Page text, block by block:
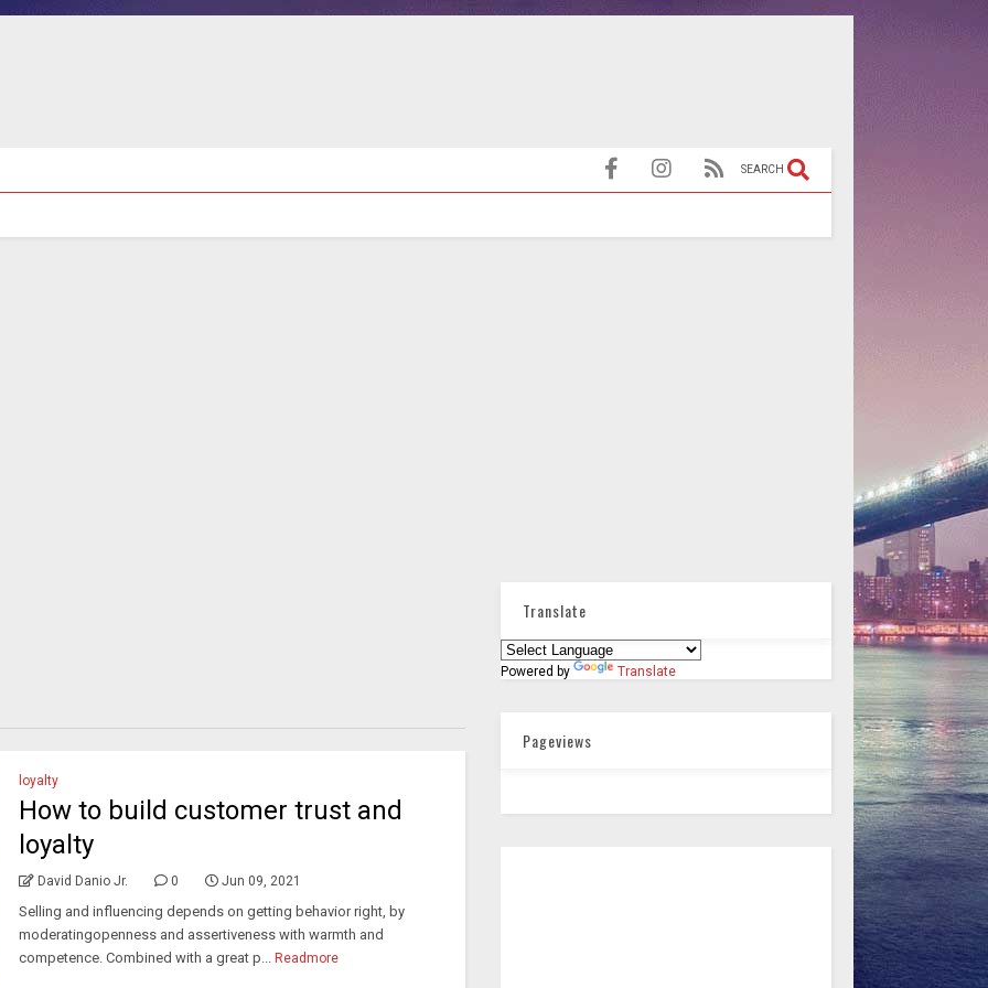
SEARCH
loyalty
How to build customer trust and
loyalty
David Danio Jr. 0 Jun 09, 2021
Selling and influencing depends on getting behavior right, by
moderatingopenness and assertiveness with warmth and
competence. Combined with a great p...
Readmore
Translate
Powered by Translate
Pageviews